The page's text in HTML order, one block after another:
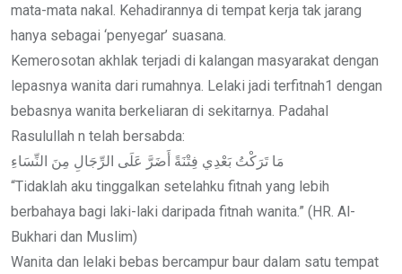
mata-mata nakal. Kehadirannya di tempat kerja tak jarang
hanya sebagai ‘penyegar’ suasana.
Kemerosotan akhlak terjadi di kalangan masyarakat dengan
lepasnya wanita dari rumahnya. Lelaki jadi terfitnah1 dengan
bebasnya wanita berkeliaran di sekitarnya. Padahal
Rasulullah n telah bersabda:
مَا تَرَكْتُ بَعْدِي فِتْنَةً أَضَرَّ عَلَى الرِّجَالِ مِنَ النِّسَاءِ
“Tidaklah aku tinggalkan setelahku fitnah yang lebih
berbahaya bagi laki-laki daripada fitnah wanita.” (HR. Al-
Bukhari dan Muslim)
Wanita dan lelaki bebas bercampur baur dalam satu tempat